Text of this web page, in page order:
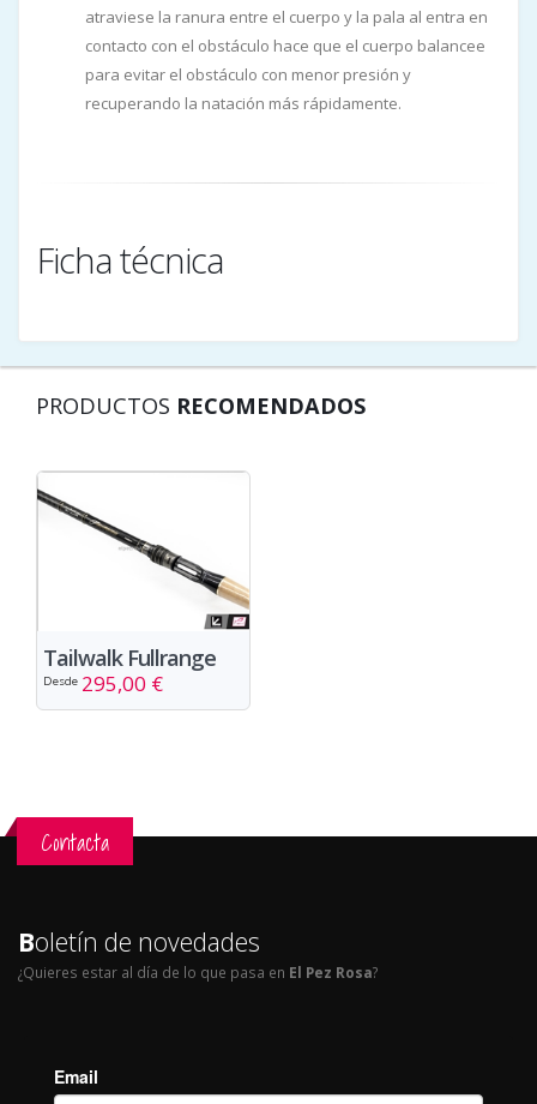
atraviese la ranura entre el cuerpo y la pala al entra en
contacto con el obstáculo hace que el cuerpo balancee
para evitar el obstáculo con menor presión y
recuperando la natación más rápidamente.
Ficha técnica
PRODUCTOS RECOMENDADOS
Tailwalk Fullrange
Desde 295,00 €
Contacta
Boletín de novedades
¿Quieres estar al día de lo que pasa en El Pez Rosa?